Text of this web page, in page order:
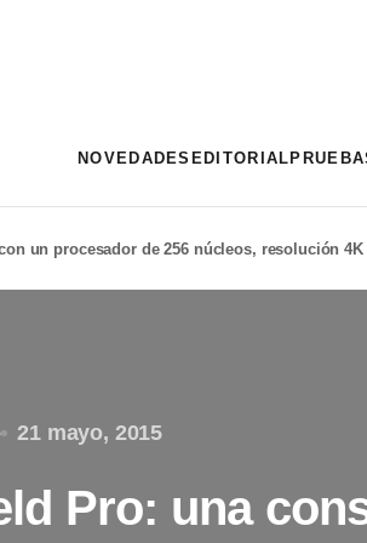
NOVEDADES EDITORIAL
un procesador de 256 núcleos, resolución
21 mayo, 2015
Pro: una